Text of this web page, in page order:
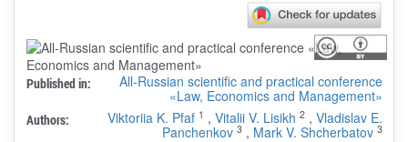
Published in:
All-Russian scientific and practical conference
«Law, Economics and Management»
Authors: Viktoriia K. Pfaf 1 , Vitalii V. Lisikh 2 , Vladislav E.
Panchenkov 3 , Mark V. Shcherbatov 3